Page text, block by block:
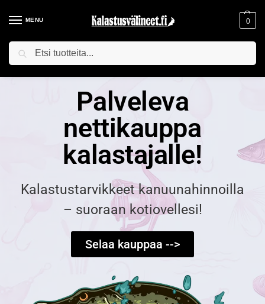
MENU 0
ILMAINEN TOIMITUS YLI 75€ TILAUKSILLE!
Palveleva
nettikauppa
kalastajalle!
Kalastustarvikkeet kanuunahinnoilla
– suoraan kotiovellesi!
Selaa kauppaa -->